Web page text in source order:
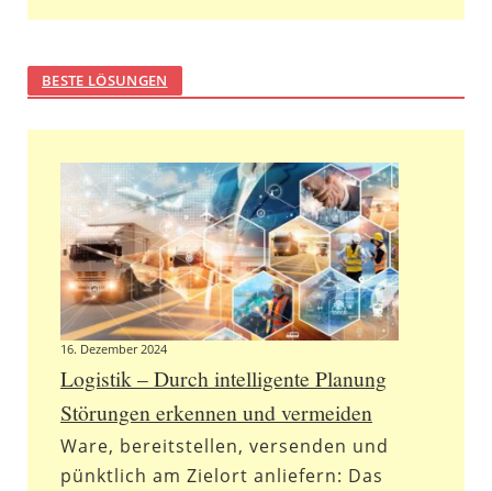
BESTE LÖSUNGEN
16. Dezember 2024
Logistik – Durch intelligente Planung
Störungen erkennen und vermeiden
Ware, bereitstellen, versenden und
pünktlich am Zielort anliefern: Das